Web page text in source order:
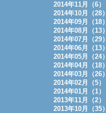
2014年11月（6）
2014年10月（28）
2014年09月（18）
2014年08月（13）
2014年07月（29）
2014年06月（13）
2014年05月（24）
2014年04月（18）
2014年03月（26）
2014年02月（5）
2014年01月（1）
2013年11月（2）
2013年10月（35）